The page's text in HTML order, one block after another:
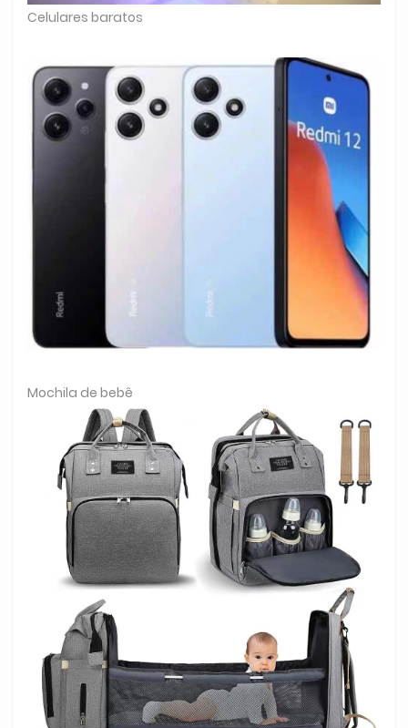
Celulares baratos
Mochila de bebê